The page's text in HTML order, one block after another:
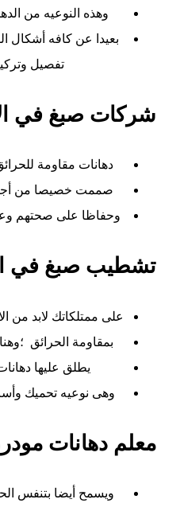
وهذه النوعيه من
بعيدا عن كافه أشكال
تفصيل
شركات صبغ في
دهانات مقاومة
صممت خصيصا من أجل
وحفاظا على صحتهم
تشطيب صبغ في
على ممتلكاتك لابد من
بمقاومة الحرائق
يطلق عليها
وهى نوعيه تحميك
معلم دهانات
ويسمح أيضا بتنفس